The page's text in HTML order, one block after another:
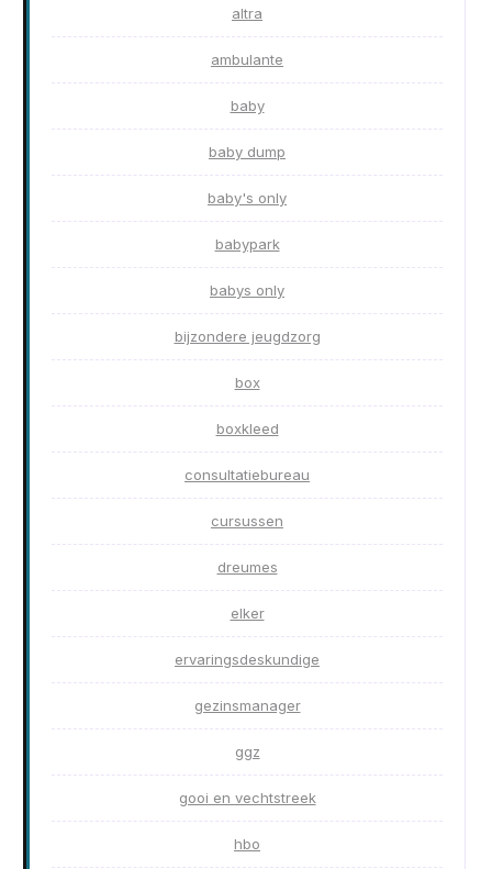
altra
ambulante
baby
baby dump
baby's only
babypark
babys only
bijzondere jeugdzorg
box
boxkleed
consultatiebureau
cursussen
dreumes
elker
ervaringsdeskundige
gezinsmanager
ggz
gooi en vechtstreek
hbo